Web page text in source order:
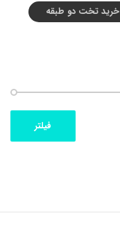
خرید تخت دو طبقه
فیلتر